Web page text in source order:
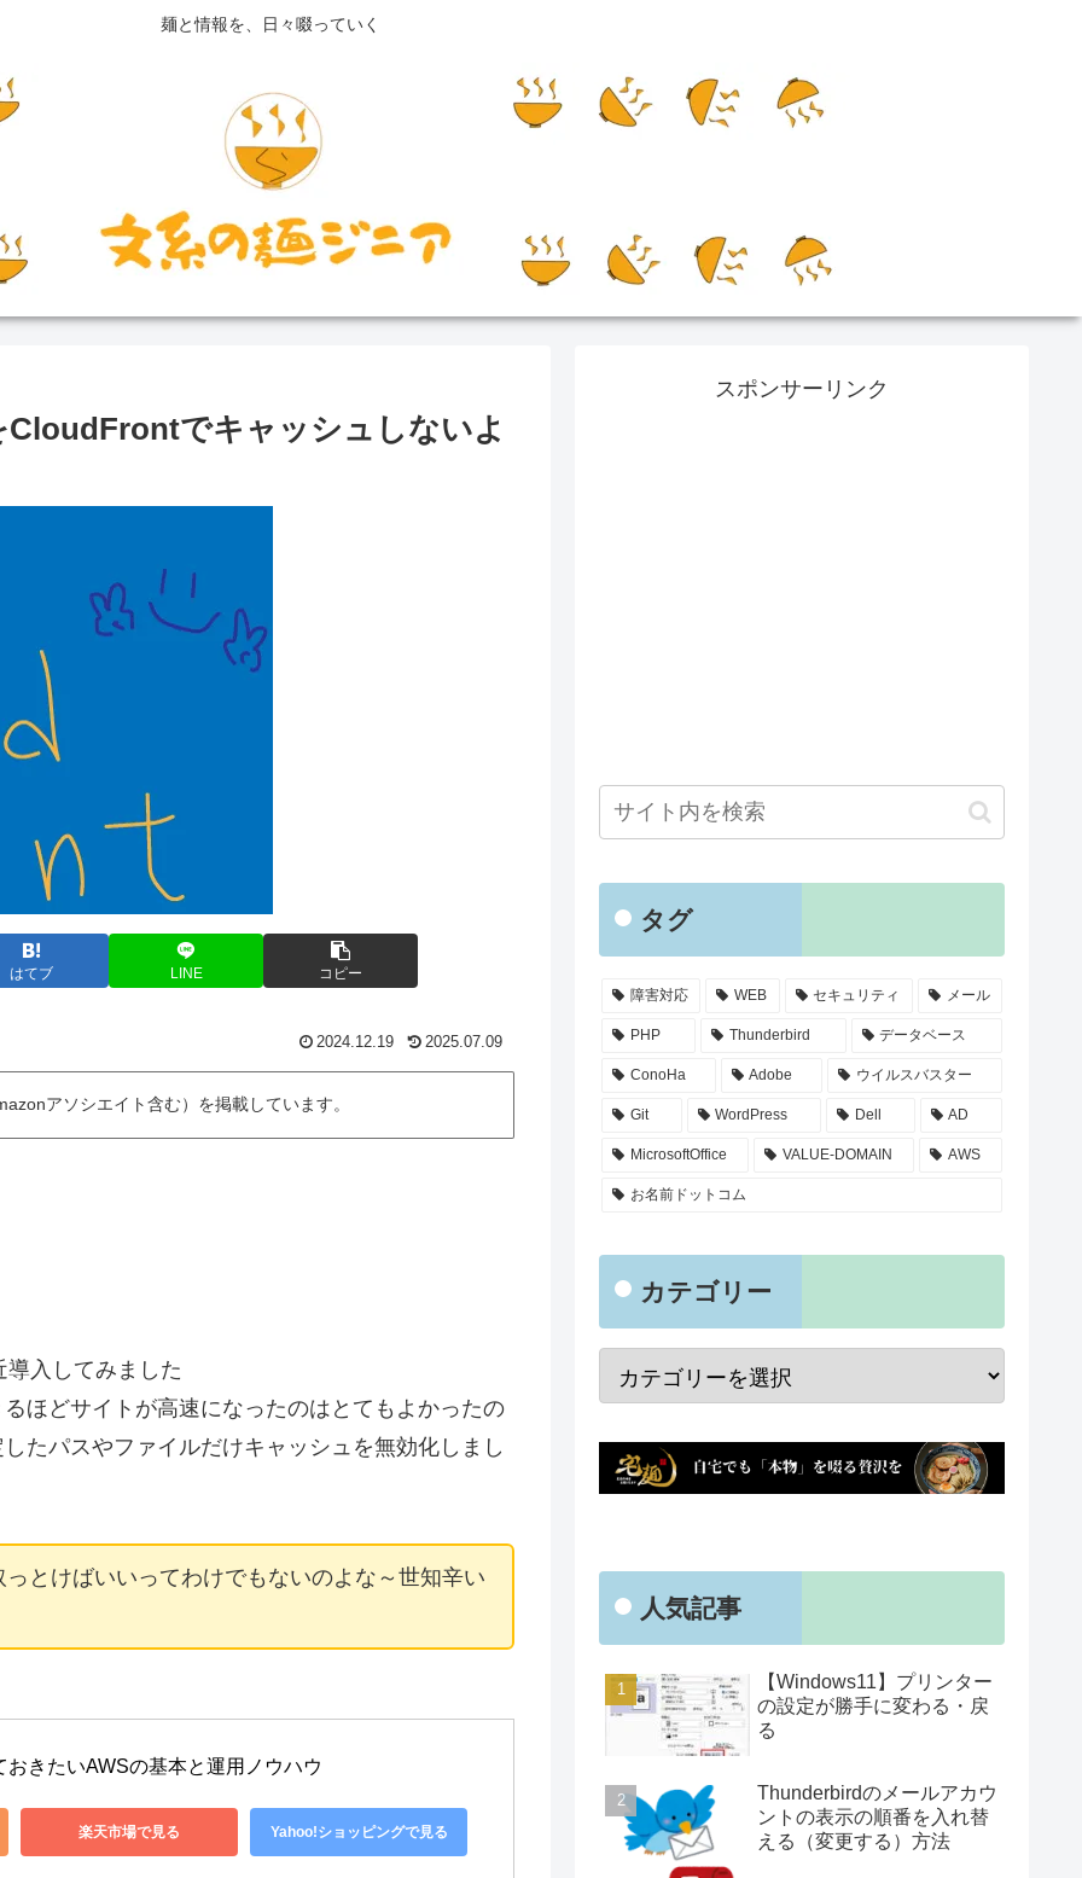
麺と情報を、日々啜っていく
でキャッシュしないよ
はてブ LINE コピー
2024.12.19 2025.07.09
アソシエイト含む）を掲載しています。
入してみました
ほどサイトが高速になったのはとてもよかったの
たパスやファイルだけキャッシュを無効化しまし
とけばいいってわけでもないのよな～世知辛い
きたいAWSの基本と運用ノウハウ
楽天市場で見る Yahoo!ショッピングで見る
スポンサーリンク
タグ
障害対応 WEB セキュリティ メール
PHP Thunderbird データベース
ConoHa Adobe ウイルスバスター
Git WordPress Dell AD
MicrosoftOffice VALUE-DOMAIN AWS
お名前ドットコム
カテゴリー
人気記事
【Windows11】プリンター
の設定が勝手に変わる・戻
る
Thunderbirdのメールアカウ
ントの表示の順番を入れ替
える（変更する）方法